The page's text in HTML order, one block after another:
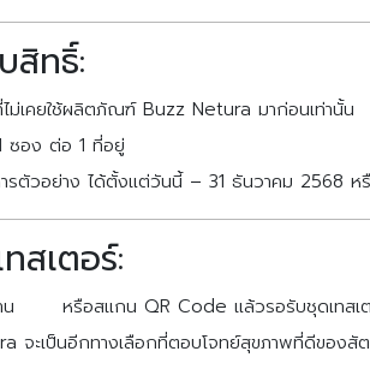
สิทธิ์:
ไม่เคยใช้ผลิตภัณฑ์ Buzz Netura มาก่อนเท่านั้น
ซอง ต่อ 1 ที่อยู่
ารตัวอย่าง ได้ตั้งแต่วันนี้ – 31 ธันวาคม 2568 ห
สเตอร์:
หรือสแกน QR Code แล้วรอรับชุดเทส
จะเป็นอีกทางเลือกที่ตอบโจทย์สุขภาพที่ดีของสั